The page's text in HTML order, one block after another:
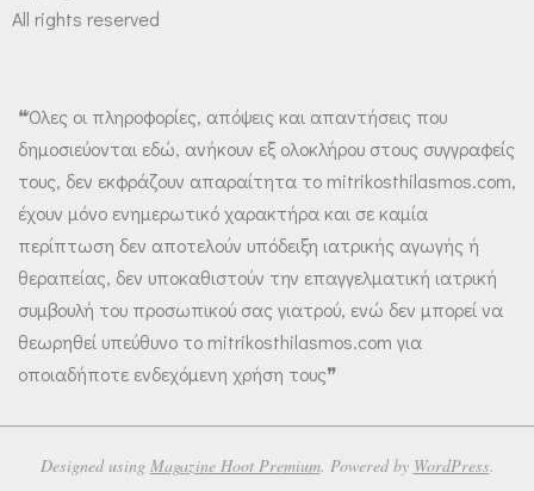
All rights reserved
❝Όλες οι πληροφορίες, απόψεις και απαντήσεις που
δημοσιεύονται εδώ, ανήκουν εξ ολοκλήρου στους συγγραφείς
τους, δεν εκφράζουν απαραίτητα το mitrikosthilasmos.com,
έχουν μόνο ενημερωτικό χαρακτήρα και σε καμία
περίπτωση δεν αποτελούν υπόδειξη ιατρικής αγωγής ή
θεραπείας, δεν υποκαθιστούν την επαγγελματική ιατρική
συμβουλή του προσωπικού σας γιατρού, ενώ δεν μπορεί να
θεωρηθεί υπεύθυνο το mitrikosthilasmos.com για
οποιαδήποτε ενδεχόμενη χρήση τους❞
Designed using Magazine Hoot Premium. Powered by WordPress.